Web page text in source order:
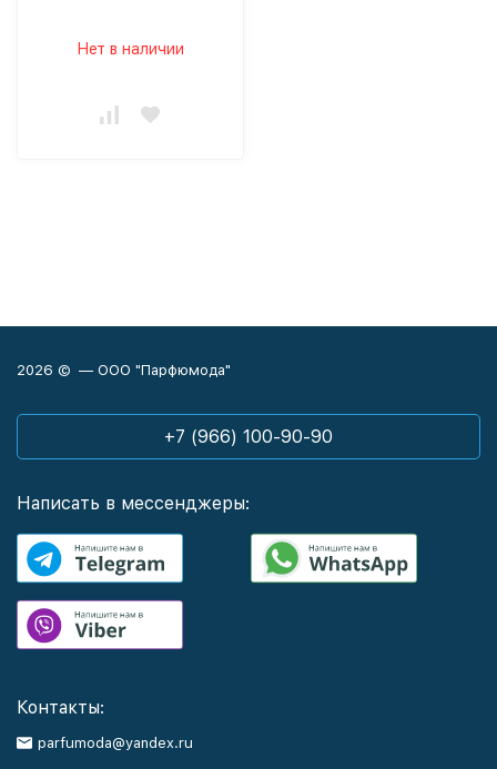
Нет в наличии
2026 © — ООО "Парфюмода"
+7 (966) 100-90-90
Написать в мессенджеры:
Контакты:
parfumoda@yandex.ru